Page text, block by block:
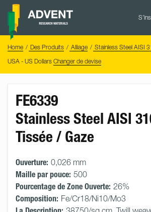
Skip
content
Advent
Home Des Produits Alliage
Stainless Steel AISI
USA - US Dollars Changer de devise
FE6339
Stainless Steel AISI
Tissée / Gaze
Ouverture: 0,026 mm
Maille par pouce: 500
Pourcentage de Zone Ouverte: 26%
Composition: Fe/Cr18/Ni10/Mo3